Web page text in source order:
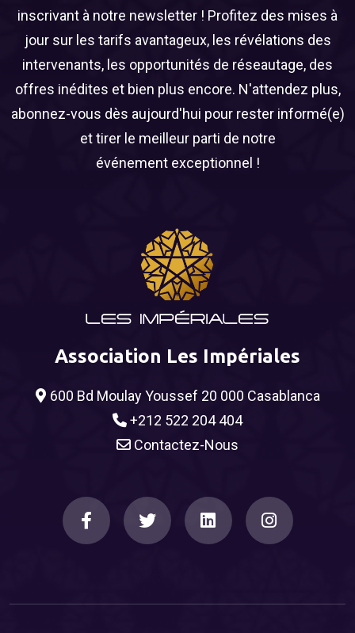
inscrivant à notre newsletter ! Profitez des mises à
jour sur les tarifs avantageux, les révélations des
intervenants, les opportunités de réseautage, des
offres inédites et bien plus encore. N'attendez plus,
abonnez-vous dès aujourd'hui pour rester informé(e)
et tirer le meilleur parti de notre
événement exceptionnel !
Association Les Impériales
600 Bd Moulay Youssef 20 000 Casablanca
+212 522 204 404
Contactez-Nous